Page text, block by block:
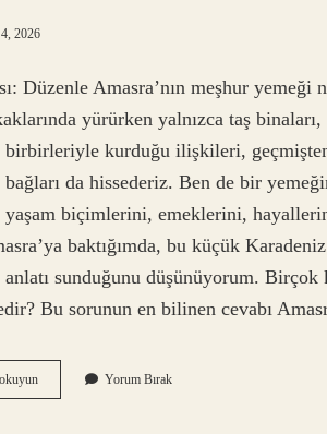
2026
Düzenle Amasra’nın meşhur
yürürken yalnızca taş
birbirleriyle kurduğu ilişkileri, geçmişten
da hissederiz. Ben de bir
yaşam biçimlerini, emeklerini,
baktığımda, bu küçük
sunduğunu düşünüyorum. Birçok
Bu sorunun en bilinen cevabı
Amasra’nın
meşhur
Yorum Bırak